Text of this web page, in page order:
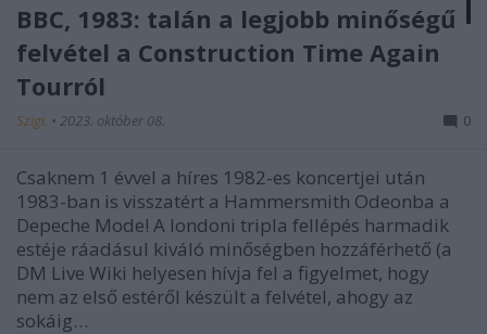
BBC, 1983: talán a legjobb minőségű
felvétel a Construction Time Again
Tourról
Szigi. • 2023. október 08. 0
Csaknem 1 évvel a híres 1982-es koncertjei után
1983-ban is visszatért a Hammersmith Odeonba a
Depeche Mode! A londoni tripla fellépés harmadik
estéje ráadásul kiváló minőségben hozzáférhető (a
DM Live Wiki helyesen hívja fel a figyelmet, hogy
nem az első estéről készült a felvétel, ahogy az
sokáig…